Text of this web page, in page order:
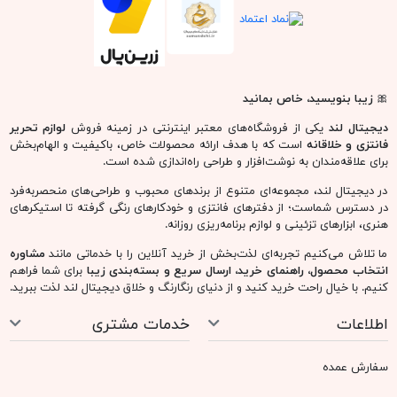
🎀زیبا بنویسید، خاص بمانید
دیجیتال لند یکی از فروشگاه‌های معتبر اینترنتی در زمینه فروش لوازم تحریر
فانتزی و خلاقانه است که با هدف ارائه محصولات خاص، باکیفیت و الهام‌بخش
برای علاقه‌مندان به نوشت‌افزار و طراحی راه‌اندازی شده است.
در دیجیتال لند، مجموعه‌ای متنوع از برندهای محبوب و طراحی‌های منحصربه‌فرد
در دسترس شماست؛ از دفترهای فانتزی و خودکارهای رنگی گرفته تا استیکرهای
هنری، ابزارهای تزئینی و لوازم برنامه‌ریزی روزانه.
ما تلاش می‌کنیم تجربه‌ای لذت‌بخش از خرید آنلاین را با خدماتی مانندمشاوره
انتخاب محصول، راهنمای خرید، ارسال سریع و بسته‌بندی زیبا برای شما فراهم
کنیم. با خیال راحت خرید کنید و از دنیای رنگارنگ و خلاق دیجیتال لند لذت ببرید.
اطلاعات خدمات مشتری
سفارش عمده